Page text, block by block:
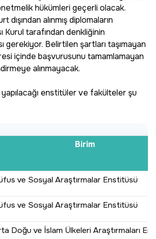
hükümleri geçerli olacak.
dışından alınmış diplomaların
Kurul tarafından denkliğinin
gerekiyor. Belirtilen şartları taşımayan
içinde başvurusunu tamamlamayan
alınmayacak.
yapılacağı enstitüler ve fakülteler şu
Birim
ve Sosyal Araştırmalar Enstitüsü
ve Sosyal Araştırmalar Enstitüsü
Doğu ve İslam Ülkeleri Araştırmaları